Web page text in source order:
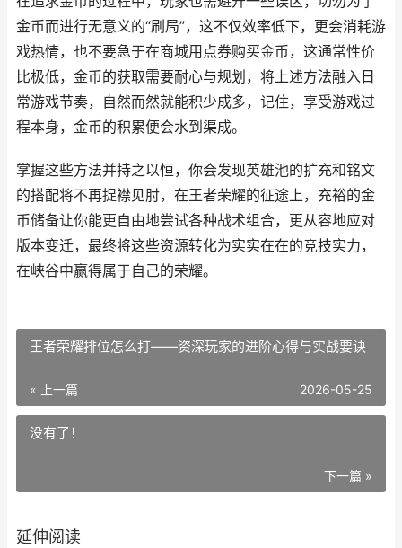
金币而进行无意义的“刷局”，这不仅效率低下，更会消耗游
戏热情，也不要急于在商城用点券购买金币，这通常性价
比极低，金币的获取需要耐心与规划，将上述方法融入日
常游戏节奏，自然而然就能积少成多，记住，享受游戏过
程本身，金币的积累便会水到渠成。
掌握这些方法并持之以恒，你会发现英雄池的扩充和铭文
的搭配将不再捉襟见肘，在王者荣耀的征途上，充裕的金
币储备让你能更自由地尝试各种战术组合，更从容地应对
版本变迁，最终将这些资源转化为实实在在的竞技实力，
在峡谷中赢得属于自己的荣耀。
王者荣耀排位怎么打——资深玩家的进阶心得与实战要诀
« 上一篇 2026-05-25
没有了！
下一篇 »
延伸阅读